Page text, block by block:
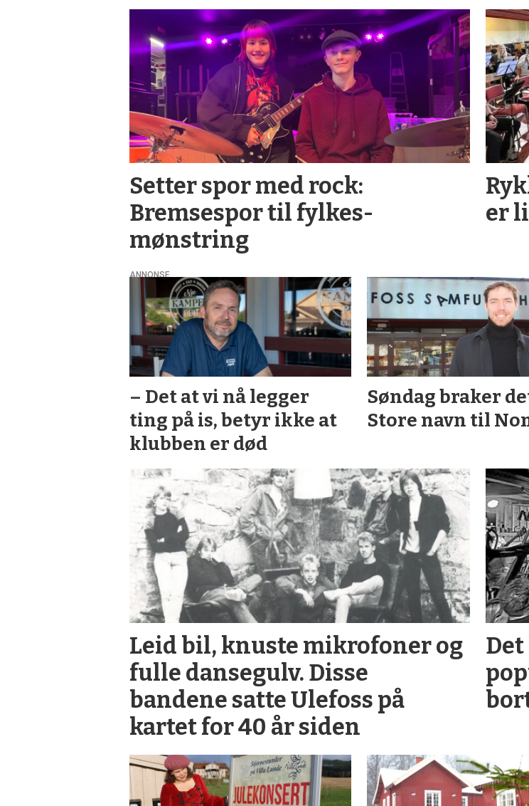
Setter spor med rock:
Bremsespor til fylkes­
mønstring
er
ANNONSE
– Det at vi nå legger
ting på is, betyr ikke at
klubben er død
Søndag braker
Store navn til
Leid bil, knuste mikrofoner og
fulle dansegulv. Disse
bandene satte Ulefoss på
kartet for 40 år siden